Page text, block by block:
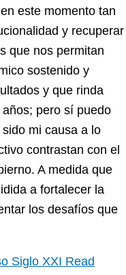
este momento tan
y recuperar
que nos permitan
sostenido y
y que rinda
pero sí puedo
mi causa a lo
contrastan con el
A medida que
a fortalecer la
los desafíos que
Siglo XXI Read